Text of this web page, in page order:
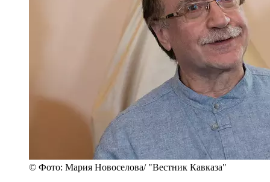
© Фото: Мария Новоселова/ "Вестник Кавказа"